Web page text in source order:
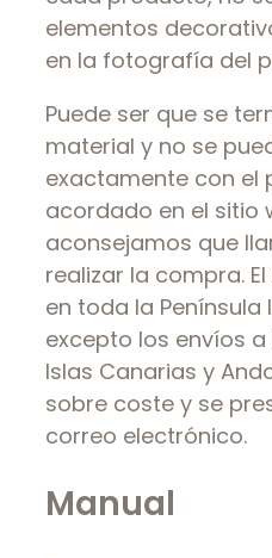
elementos
en la fotografía del
Puede ser que se
material y no se
exactamente con el
acordado en el sitio
aconsejamos que
realizar la compra.
en toda la Península
excepto los envíos a
Islas Canarias y
sobre coste y se
correo electrónico.
Manual